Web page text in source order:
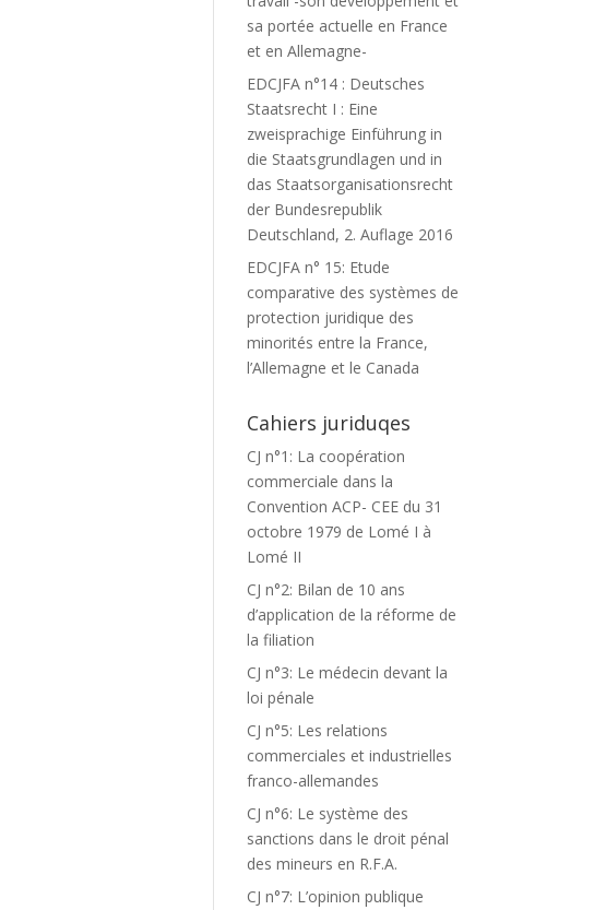
sa portée actuelle en France
et en Allemagne-
EDCJFA n°14 : Deutsches
Staatsrecht I : Eine
zweisprachige Einführung in
die Staatsgrundlagen und in
das Staatsorganisationsrecht
der Bundesrepublik
Deutschland, 2. Auflage 2016
EDCJFA n° 15: Etude
comparative des systèmes de
protection juridique des
minorités entre la France,
l’Allemagne et le Canada
Cahiers juriduqes
CJ n°1: La coopération
commerciale dans la
Convention ACP- CEE du 31
octobre 1979 de Lomé I à
Lomé II
CJ n°2: Bilan de 10 ans
d’application de la réforme de
la filiation
CJ n°3: Le médecin devant la
loi pénale
CJ n°5: Les relations
commerciales et industrielles
franco-allemandes
CJ n°6: Le système des
sanctions dans le droit pénal
des mineurs en R.F.A.
CJ n°7: L’opinion publique